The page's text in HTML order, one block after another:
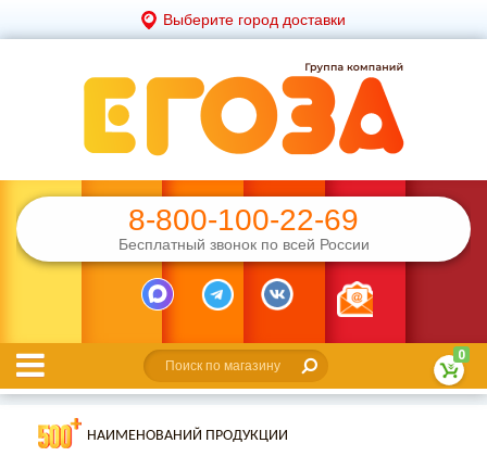
Выберите город доставки
8-800-100-22-69
Бесплатный звонок по всей России
0
НАИМЕНОВАНИЙ ПРОДУКЦИИ